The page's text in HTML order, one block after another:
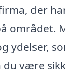
der
området.
ydelser,
du være